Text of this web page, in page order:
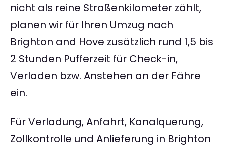
nicht als reine Straßenkilometer zählt,
planen wir für Ihren Umzug nach
Brighton and Hove zusätzlich rund 1,5 bis
2 Stunden Pufferzeit für Check-in,
Verladen bzw. Anstehen an der Fähre
ein.
Für Verladung, Anfahrt, Kanalquerung,
Zollkontrolle und Anlieferung in Brighton